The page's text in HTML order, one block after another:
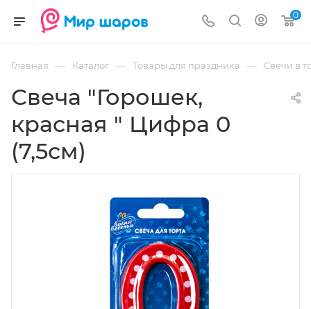
0
Главная — Каталог — Товары для праздника — Свечи в
Свеча "Горошек,
красная " Цифра 0
(7,5см)